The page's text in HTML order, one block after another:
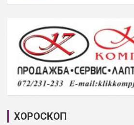
ХОРОСКОП